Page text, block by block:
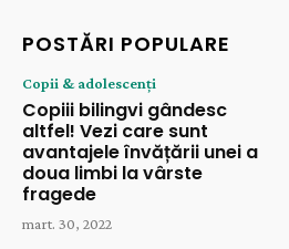
POSTĂRI POPULARE
Copii & adolescenți
Copiii bilingvi gândesc
altfel! Vezi care sunt
avantajele învățării unei a
doua limbi la vârste
fragede
mart. 30, 2022